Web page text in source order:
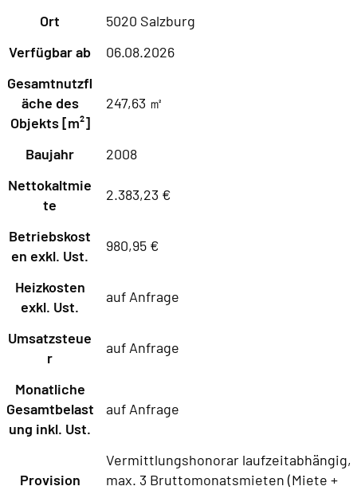
Ort
5020 Salzburg
Verfügbar ab
06.08.2026
Gesamtnutzfl
äche des
Objekts [m²]
247,63 ㎡
Baujahr
2008
Nettokaltmie
te
2.383,23 €
Betriebskost
en exkl. Ust.
980,95 €
Heizkosten
exkl. Ust.
auf Anfrage
Umsatzsteue
r
auf Anfrage
Monatliche
Gesamtbelast
ung inkl. Ust.
auf Anfrage
Provision
Vermittlungshonorar laufzeitabhängig,
max. 3 Bruttomonatsmieten (Miete +